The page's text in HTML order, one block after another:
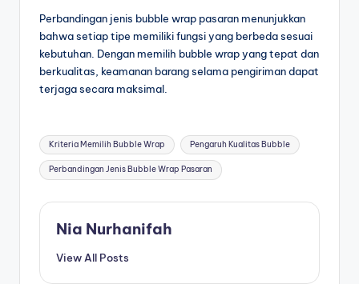
Perbandingan jenis bubble wrap pasaran menunjukkan
bahwa setiap tipe memiliki fungsi yang berbeda sesuai
kebutuhan. Dengan memilih bubble wrap yang tepat dan
berkualitas, keamanan barang selama pengiriman dapat
terjaga secara maksimal.
Kriteria Memilih Bubble Wrap Pengaruh Kualitas Bubble
Perbandingan Jenis Bubble Wrap Pasaran
Nia Nurhanifah
View All Posts